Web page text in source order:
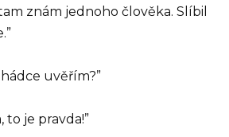
znám jednoho člověka. Slíbil
uvěřím?”
to je pravda!”